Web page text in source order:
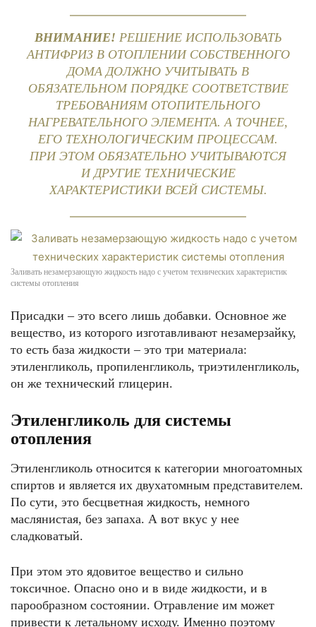
ВНИМАНИЕ! РЕШЕНИЕ ИСПОЛЬЗОВАТЬ
АНТИФРИЗ В ОТОПЛЕНИИ СОБСТВЕННОГО
ДОМА ДОЛЖНО УЧИТЫВАТЬ В
ОБЯЗАТЕЛЬНОМ ПОРЯДКЕ СООТВЕТСТВИЕ
ТРЕБОВАНИЯМ ОТОПИТЕЛЬНОГО
НАГРЕВАТЕЛЬНОГО ЭЛЕМЕНТА. А ТОЧНЕЕ,
ЕГО ТЕХНОЛОГИЧЕСКИМ ПРОЦЕССАМ.
ПРИ ЭТОМ ОБЯЗАТЕЛЬНО УЧИТЫВАЮТСЯ
И ДРУГИЕ ТЕХНИЧЕСКИЕ
ХАРАКТЕРИСТИКИ ВСЕЙ СИСТЕМЫ.
Заливать незамерзающую жидкость надо с учетом технических характеристик
системы отопления
Присадки – это всего лишь добавки. Основное же
вещество, из которого изготавливают незамерзайку,
то есть база жидкости – это три материала:
этиленгликоль, пропиленгликоль, триэтиленгликоль,
он же технический глицерин.
Этиленгликоль для системы
отопления
Этиленгликоль относится к категории многоатомных
спиртов и является их двухатомным представителем.
По сути, это бесцветная жидкость, немного
маслянистая, без запаха. А вот вкус у нее
сладковатый.
При этом это ядовитое вещество и сильно
токсичное. Опасно оно и в виде жидкости, и в
парообразном состоянии. Отравление им может
привести к летальному исходу. Именно поэтому